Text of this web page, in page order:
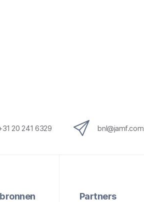
20 241 6329 bnl@jamf.com
Partners